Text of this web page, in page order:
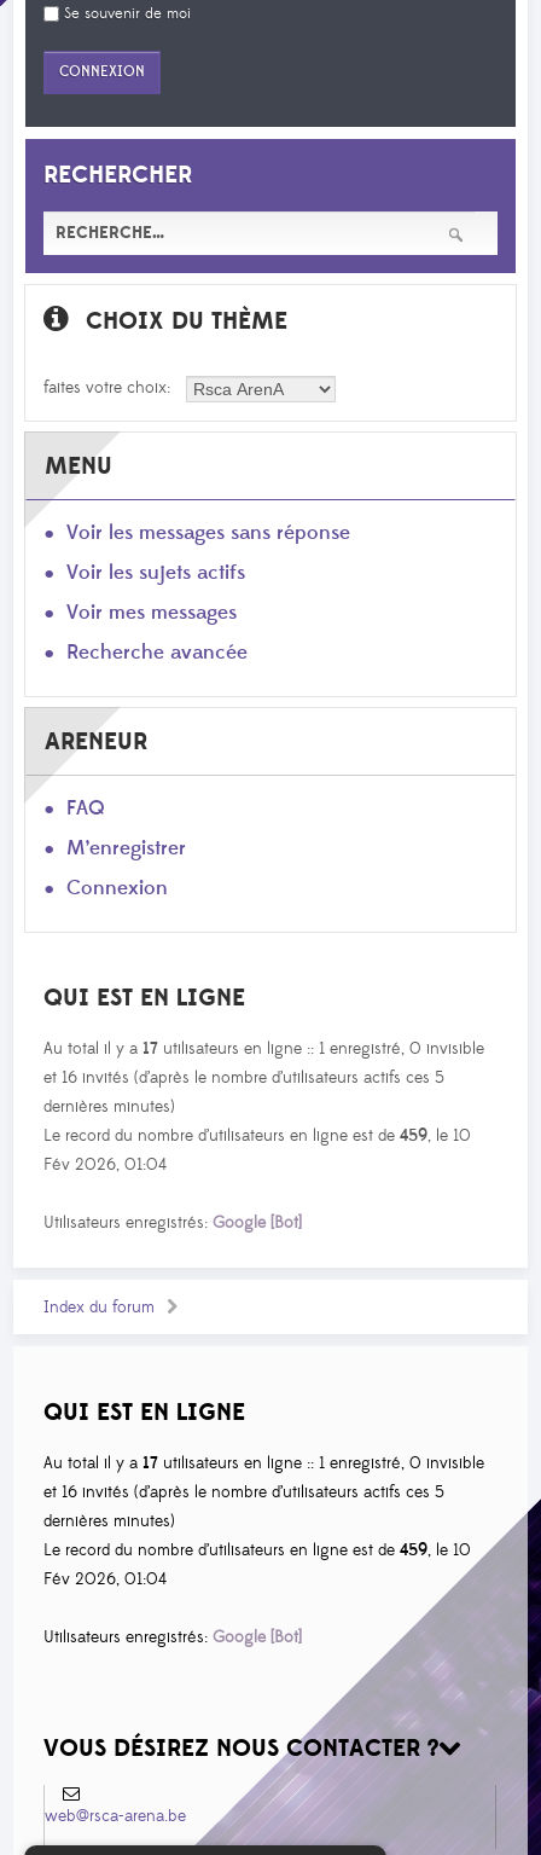
Se souvenir de moi
RECHERCHER
CHOIX DU THÈME
faites votre choix:
MENU
Voir les messages sans réponse
Voir les sujets actifs
Voir mes messages
Recherche avancée
ARENEUR
FAQ
M’enregistrer
Connexion
QUI EST EN LIGNE
Au total il y a 17 utilisateurs en ligne :: 1 enregistré, 0 invisible
et 16 invités (d’après le nombre d’utilisateurs actifs ces 5
dernières minutes)
Le record du nombre d’utilisateurs en ligne est de459, le 10
Fév 2026, 01:04
Utilisateurs enregistrés:Google [Bot]
Index du forum
QUI EST EN LIGNE
Au total il y a17 utilisateurs en ligne :: 1 enregistré, 0 invisible
et 16 invités (d’après le nombre d’utilisateurs actifs ces 5
dernières minutes)
Le record du nombre d’utilisateurs en ligne est de459, le 10
Fév 2026, 01:04
Utilisateurs enregistrés:Google [Bot]
VOUS DÉSIREZ NOUS CONTACTER ?
web@rsca-arena.be